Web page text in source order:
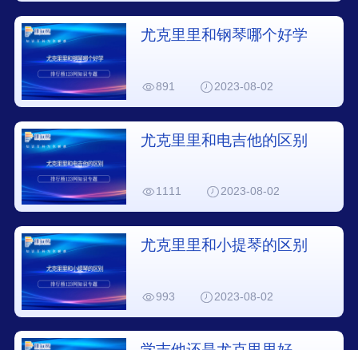
尤克里里和钢琴哪个好学
891 2023-08-02
尤克里里和电吉他的区别
1111 2023-08-02
尤克里里和小提琴的区别
993 2023-08-02